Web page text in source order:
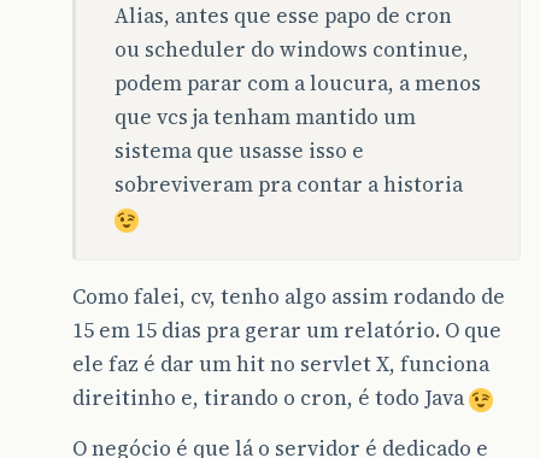
Alias, antes que esse papo de cron
ou scheduler do windows continue,
podem parar com a loucura, a menos
que vcs ja tenham mantido um
sistema que usasse isso e
sobreviveram pra contar a historia
Como falei, cv, tenho algo assim rodando de
15 em 15 dias pra gerar um relatório. O que
ele faz é dar um hit no servlet X, funciona
direitinho e, tirando o cron, é todo Java
O negócio é que lá o servidor é dedicado e